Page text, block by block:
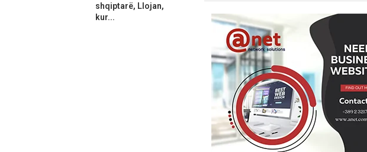
shqiptarë, Llojan,
kur...